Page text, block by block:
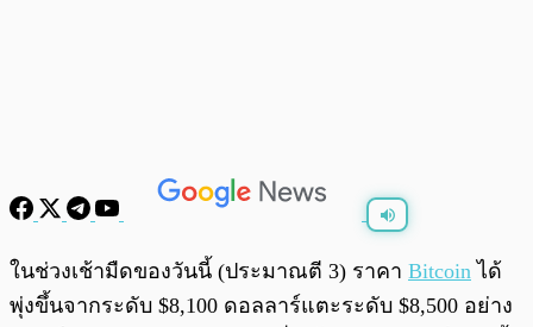
พร้อมเล่น 0:00
ในช่วงเช้ามืดของวันนี้ (ประมาณตี 3) ราคา Bitcoin ได้
พุ่งขึ้นจากระดับ $8,100 ดอลลาร์แตะระดับ $8,500 อย่าง